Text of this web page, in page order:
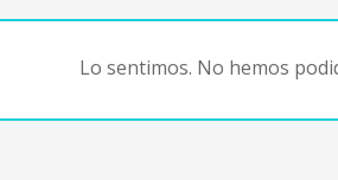
Lo sentimos. No hemos